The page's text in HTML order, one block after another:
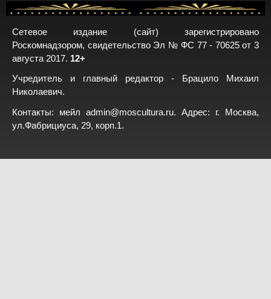
Сетевое издание (сайт) зарегистрировано
Роскомнадзором, свидетельство Эл № ФС 77 - 70625 от 3
августа 2017. 12+
Учредитель и главный редактор - Брацило Михаил
Николаевич.
Контакты: мейл admin@moscultura.ru. Адрес: г. Москва,
ул.Фабрициуса, 29, корп.1.